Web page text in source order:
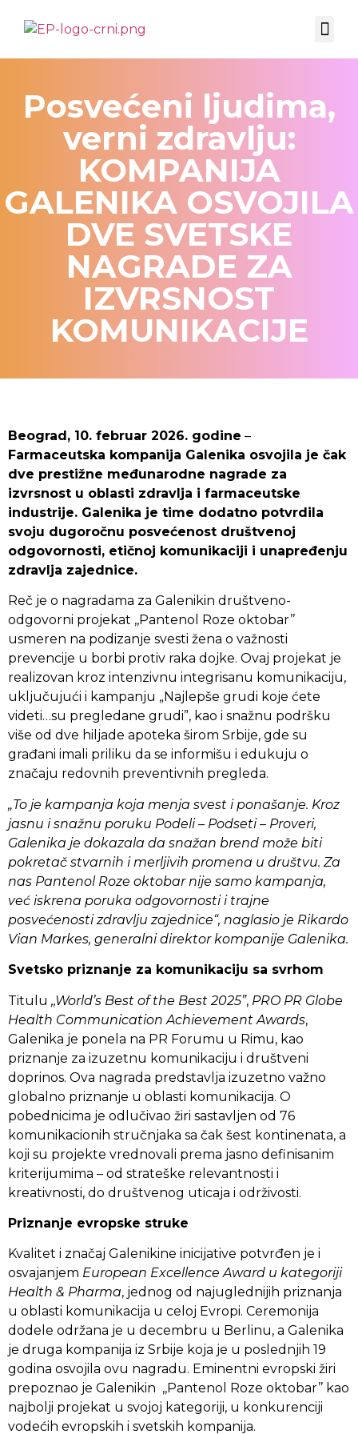
Posvećeni ljudima,
verni zdravlju:
KOMPANIJA
GALENIKA OSVOJILA
DVE SVETSKE
NAGRADE ZA
IZVRSNOST
KOMUNIKACIJE
Beograd, 10. februar 2026. godine –
Farmaceutska kompanija Galenika osvojila je čak
dve prestižne međunarodne nagrade za
izvrsnost u oblasti zdravlja i farmaceutske
industrije. Galenika je time dodatno potvrdila
svoju dugoročnu posvećenost društvenoj
odgovornosti, etičnoj komunikaciji i unapređenju
zdravlja zajednice.
Reč je o nagradama za Galenikin društveno-
odgovorni projekat ,,Pantenol Roze oktobar’’
usmeren na podizanje svesti žena o važnosti
prevencije u borbi protiv raka dojke. Ovaj projekat je
realizovan kroz intenzivnu integrisanu komunikaciju,
uključujući i kampanju „Najlepše grudi koje ćete
videti…su pregledane grudi”, kao i snažnu podršku
više od dve hiljade apoteka širom Srbije, gde su
građani imali priliku da se informišu i edukuju o
značaju redovnih preventivnih pregleda.
„To je kampanja koja menja svest i ponašanje. Kroz
jasnu i snažnu poruku Podeli – Podseti – Proveri,
Galenika je dokazala da snažan brend može biti
pokretač stvarnih i merljivih promena u društvu. Za
nas Pantenol Roze oktobar nije samo kampanja,
već iskrena poruka odgovornosti i trajne
posvećenosti zdravlju zajednice“, naglasio je Rikardo
Vian Markes, generalni direktor kompanije Galenika.
Svetsko priznanje za komunikaciju sa svrhom
Titulu ,,World’s Best of the Best 2025”, PRO PR Globe
Health Communication Achievement Awards,
Galenika je ponela na PR Forumu u Rimu, kao
priznanje za izuzetnu komunikaciju i društveni
doprinos. Ova nagrada predstavlja izuzetno važno
globalno priznanje u oblasti komunikacija. O
pobednicima je odlučivao žiri sastavljen od 76
komunikacionih stručnjaka sa čak šest kontinenata, a
koji su projekte vrednovali prema jasno definisanim
kriterijumima – od strateške relevantnosti i
kreativnosti, do društvenog uticaja i održivosti.
Priznanje evropske struke
Kvalitet i značaj Galenikine inicijative potvrđen je i
osvajanjem European Excellence Award u kategoriji
Health & Pharma, jednog od najuglednijih priznanja
u oblasti komunikacija u celoj Evropi. Ceremonija
dodele održana je u decembru u Berlinu, a Galenika
je druga kompanija iz Srbije koja je u poslednjih 19
godina osvojila ovu nagradu. Eminentni evropski žiri
prepoznao je Galenikin ,,Pantenol Roze oktobar’’ kao
najbolji projekat u svojoj kategoriji, u konkurenciji
vodećih evropskih i svetskih kompanija.